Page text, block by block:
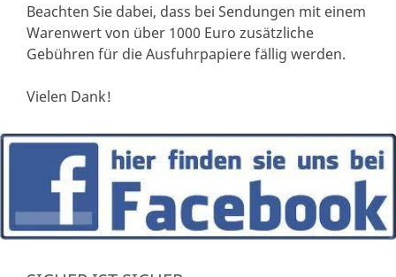
Beachten Sie dabei, dass bei Sendungen mit einem
Warenwert von über 1000 Euro zusätzliche
Gebühren für die Ausfuhrpapiere fällig werden.
Vielen Dank!